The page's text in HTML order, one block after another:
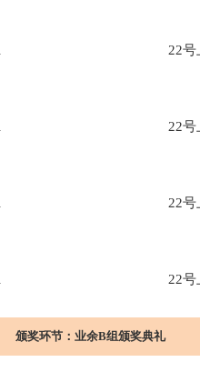
22号
22号
22号
22号
颁奖环节： 业余B组颁奖典礼